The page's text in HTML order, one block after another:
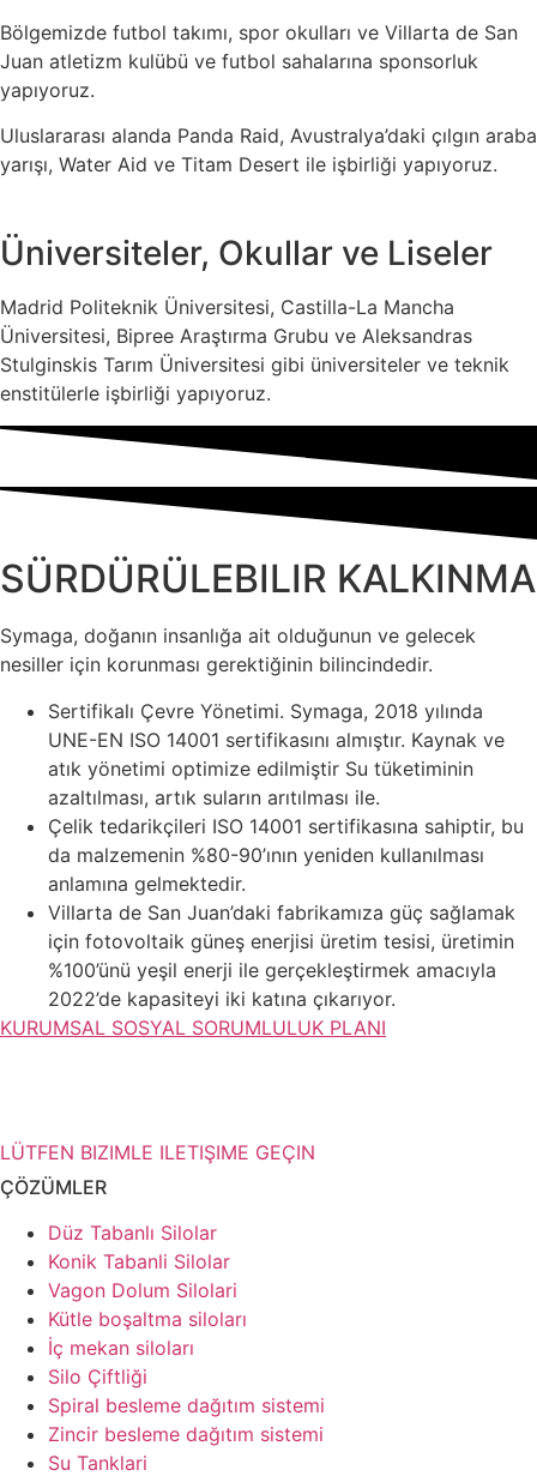
Bölgemizde futbol takımı, spor okulları ve Villarta de San
Juan atletizm kulübü ve futbol sahalarına sponsorluk
yapıyoruz.
Uluslararası alanda Panda Raid, Avustralya’daki çılgın araba
yarışı, Water Aid ve Titam Desert ile işbirliği yapıyoruz.
Üniversiteler, Okullar ve Liseler
Madrid Politeknik Üniversitesi, Castilla-La Mancha
Üniversitesi, Bipree Araştırma Grubu ve Aleksandras
Stulginskis Tarım Üniversitesi gibi üniversiteler ve teknik
enstitülerle işbirliği yapıyoruz.
SÜRDÜRÜLEBILIR KALKINMA
Symaga, doğanın insanlığa ait olduğunun ve gelecek
nesiller için korunması gerektiğinin bilincindedir.
Sertifikalı Çevre Yönetimi. Symaga, 2018 yılında
UNE-EN ISO 14001 sertifikasını almıştır. Kaynak ve
atık yönetimi optimize edilmiştir Su tüketiminin
azaltılması, artık suların arıtılması ile.
Çelik tedarikçileri ISO 14001 sertifikasına sahiptir, bu
da malzemenin %80-90’ının yeniden kullanılması
anlamına gelmektedir.
Villarta de San Juan’daki fabrikamıza güç sağlamak
için fotovoltaik güneş enerjisi üretim tesisi, üretimin
%100’ünü yeşil enerji ile gerçekleştirmek amacıyla
2022’de kapasiteyi iki katına çıkarıyor.
KURUMSAL SOSYAL SORUMLULUK PLANI
LÜTFEN BIZIMLE ILETIŞIME GEÇIN
ÇÖZÜMLER
Düz Tabanlı Silolar
Konik Tabanli Silolar
Vagon Dolum Silolari
Kütle boşaltma siloları
İç mekan siloları
Silo Çiftliği
Spiral besleme dağıtım sistemi
Zincir besleme dağıtım sistemi
Su Tanklari